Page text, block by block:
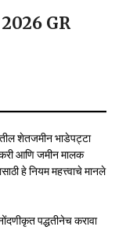
2026 GR
शेतजमीन भाडेपट्टा
आणि जमीन मालक
हे नियम महत्त्वाचे मानले
पद्धतीनेच करावा